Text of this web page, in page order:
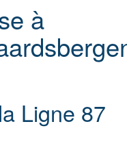
à
Ligne 87